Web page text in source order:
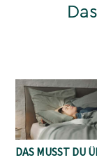
DAS MUSST DU